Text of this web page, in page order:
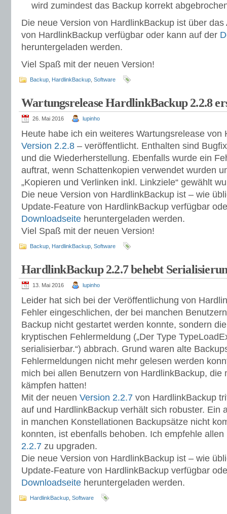
wird zumindest das Backup korrekt
Die neue Version von HardlinkBackup ist über
von HardlinkBackup verfügbar oder kann auf der
heruntergeladen werden.
Viel Spaß mit der neuen Version!
Backup HardlinkBackup Software
Wartungsrelease HardlinkBackup 2.2.8
26. Mai 2016 lupinho
Heute habe ich ein weiteres Wartungsrelease von
Version 2.2.8 – veröffentlicht. Enthalten sind
und die Wiederherstellung. Ebenfalls wurde ein
auftrat, wenn Schattenkopien verwendet wurden
„Kopieren und Verlinken inkl. Linkziele“ gewählt
Die neue Version von HardlinkBackup ist – wie
Update-Feature von HardlinkBackup verfügbar
Downloadseite heruntergeladen werden.
Viel Spaß mit der neuen Version!
Backup HardlinkBackup Software
HardlinkBackup 2.2.7 behebt
13. Mai 2016 lupinho
Leider hat sich bei der Veröffentlichung von
Fehler eingeschlichen, der bei manchen
Backup nicht gestartet werden konnte, sondern
kryptischen Fehlermeldung („Der Type
serialisierbar.“) abbrach. Grund waren alte
Fehlermeldungen nicht mehr gelesen werden
mich bei allen Benutzern von HardlinkBackup, die
kämpfen hatten!
Mit der neuen Version 2.2.7 von HardlinkBackup
auf und HardlinkBackup verhält sich robuster. Ein
in manchen Konstellationen Backupsätze nicht
konnten, ist ebenfalls behoben. Ich empfehle
2.2.7 zu upgraden.
Die neue Version von HardlinkBackup ist – wie
Update-Feature von HardlinkBackup verfügbar
Downloadseite heruntergeladen werden.
HardlinkBackup Software